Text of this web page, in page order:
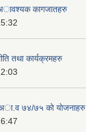
अावश्यक कागजातहरु
तथा कार्यक्रमहरु
अा‍.व ७४/७५ काे याेजनाहरु